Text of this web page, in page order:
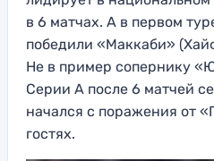
в 6 матчах. А в первом
победили «Маккаби»
Не в пример сопернику
Серии А после 6 матчей
начался с поражения от
гостях.